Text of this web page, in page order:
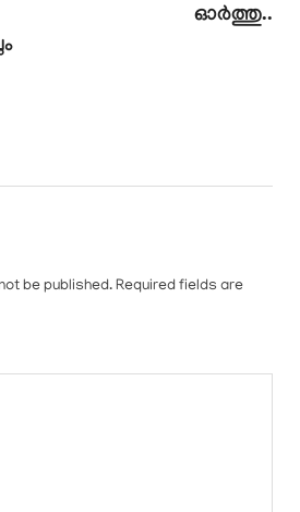
ഓർത്തു..
be published. Required fields are